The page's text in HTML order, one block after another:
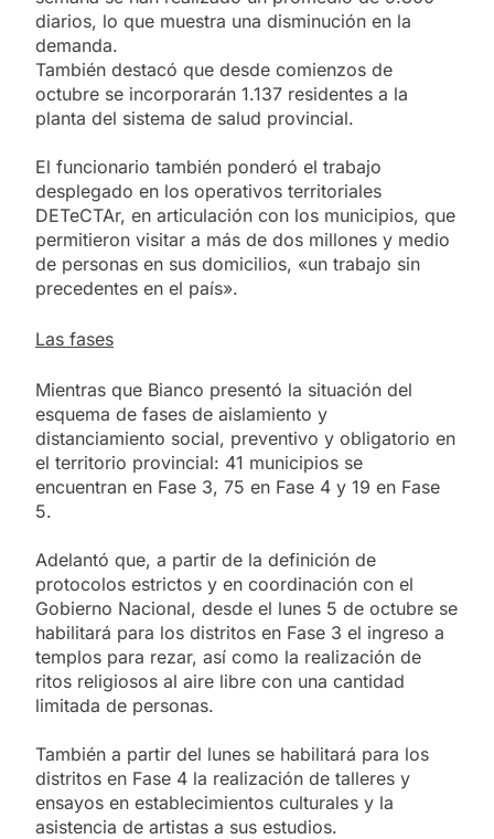
diarios, lo que muestra una disminución en la
demanda.
También destacó que desde comienzos de
octubre se incorporarán 1.137 residentes a la
planta del sistema de salud provincial.
El funcionario también ponderó el trabajo
desplegado en los operativos territoriales
DETeCTAr, en articulación con los municipios, que
permitieron visitar a más de dos millones y medio
de personas en sus domicilios, «un trabajo sin
precedentes en el país».
Las fases
Mientras que Bianco presentó la situación del
esquema de fases de aislamiento y
distanciamiento social, preventivo y obligatorio en
el territorio provincial: 41 municipios se
encuentran en Fase 3, 75 en Fase 4 y 19 en Fase
5.
Adelantó que, a partir de la definición de
protocolos estrictos y en coordinación con el
Gobierno Nacional, desde el lunes 5 de octubre se
habilitará para los distritos en Fase 3 el ingreso a
templos para rezar, así como la realización de
ritos religiosos al aire libre con una cantidad
limitada de personas.
También a partir del lunes se habilitará para los
distritos en Fase 4 la realización de talleres y
ensayos en establecimientos culturales y la
asistencia de artistas a sus estudios.